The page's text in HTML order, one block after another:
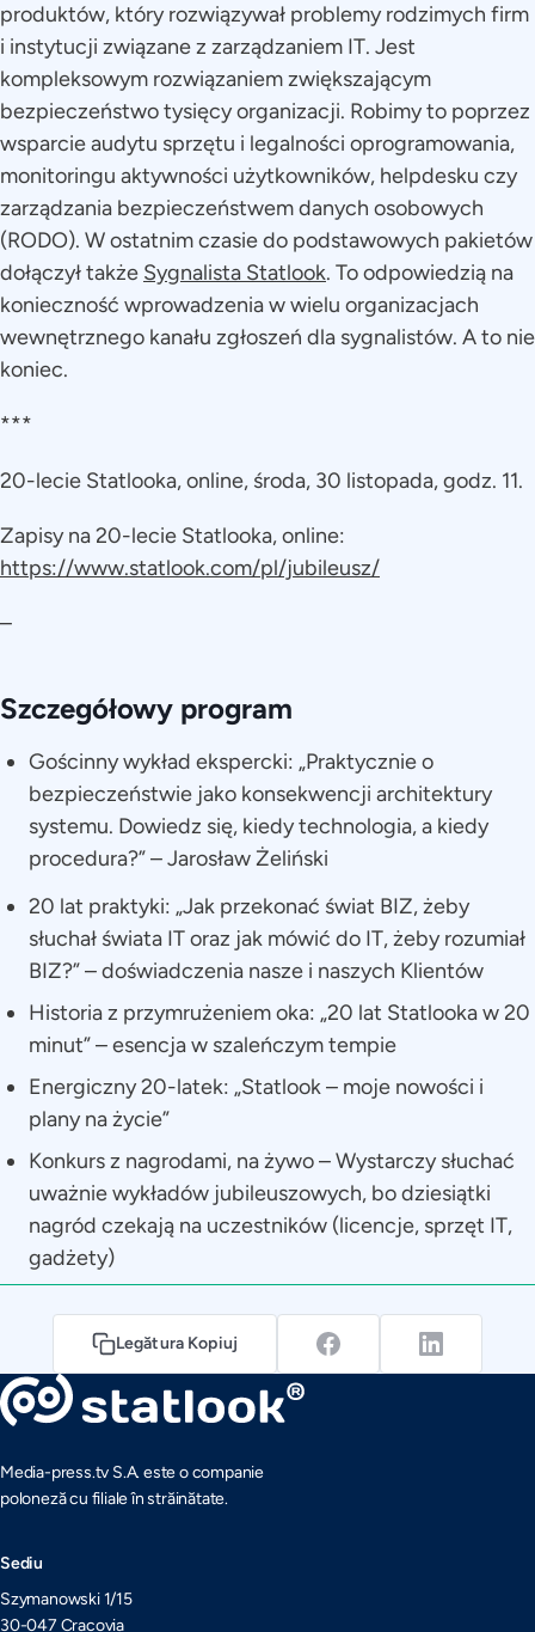
produktów, który rozwiązywał problemy rodzimych firm
i instytucji związane z zarządzaniem IT. Jest
kompleksowym rozwiązaniem zwiększającym
bezpieczeństwo tysięcy organizacji. Robimy to poprzez
wsparcie audytu sprzętu i legalności oprogramowania,
monitoringu aktywności użytkowników, helpdesku czy
zarządzania bezpieczeństwem danych osobowych
(RODO). W ostatnim czasie do podstawowych pakietów
dołączył także Sygnalista Statlook. To odpowiedzią na
konieczność wprowadzenia w wielu organizacjach
wewnętrznego kanału zgłoszeń dla sygnalistów. A to nie
koniec.
***
20-lecie Statlooka, online, środa, 30 listopada, godz. 11.
Zapisy na 20-lecie Statlooka, online:
https://www.statlook.com/pl/jubileusz/
–
Szczegółowy program
Gościnny wykład ekspercki: „Praktycznie o
bezpieczeństwie jako konsekwencji architektury
systemu. Dowiedz się, kiedy technologia, a kiedy
procedura?” – Jarosław Żeliński
20 lat praktyki: „Jak przekonać świat BIZ, żeby
słuchał świata IT oraz jak mówić do IT, żeby rozumiał
BIZ?” – doświadczenia nasze i naszych Klientów
Historia z przymrużeniem oka: „20 lat Statlooka w 20
minut” – esencja w szaleńczym tempie
Energiczny 20-latek: „Statlook – moje nowości i
plany na życie”
Konkurs z nagrodami, na żywo – Wystarczy słuchać
uważnie wykładów jubileuszowych, bo dziesiątki
nagród czekają na uczestników (licencje, sprzęt IT,
gadżety)
Legătura Kopiuj
Media-press.tv S.A. este o companie
poloneză cu filiale în străinătate.
Sediu
Szymanowski 1/15
30-047 Cracovia